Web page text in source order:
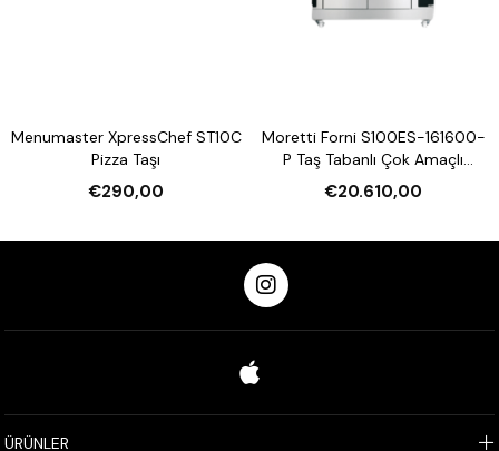
Menumaster XpressChef ST10C
Pizza Taşı
€290,00
Moretti Forni S100ES-161600-
P Taş Tabanlı Çok Amaçlı
Elektrikli Katlı Fırın (Buharlı,
Mayalandırmalı)
€20.610,00
ÜRÜNLER